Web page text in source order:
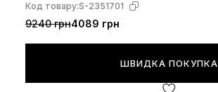
Код товару:S-2351701
9240 грн4089 грн
ШВИДКА ПОКУПКА